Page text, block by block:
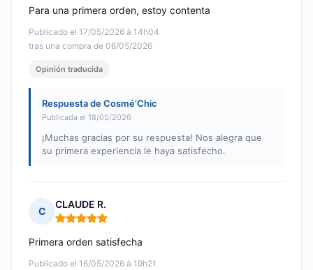
Publicado el 17/05/2026 à 14h04
tras una compra de 06/05/2026
Para una primera orden, estoy contenta
Opinión traducida
Respuesta de Cosmé’Chic
Publicada el 18/05/2026
¡Muchas gracias por su respuesta! Nos alegra que
su primera experiencia le haya satisfecho.
C
CLAUDE R.
Nota: 5 de 5
Publicado el 16/05/2026 à 19h21
Primera orden satisfecha